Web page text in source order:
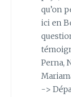
qu’on
ici en
Perna,
->